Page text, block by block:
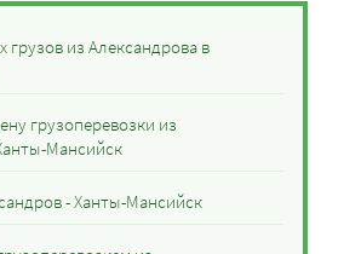
из Александрова в
грузоперевозки из
Мансийск
- Ханты-Мансийск